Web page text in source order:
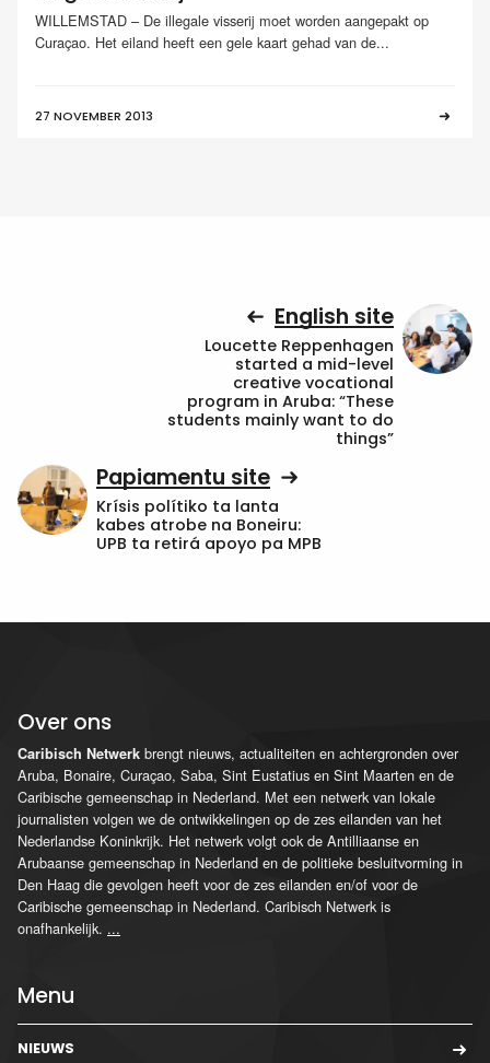
WILLEMSTAD – De illegale visserij moet worden aangepakt op
Curaçao. Het eiland heeft een gele kaart gehad van de...
27 NOVEMBER 2013
English site
Loucette Reppenhagen
started a mid-level
creative vocational
program in Aruba: “These
students mainly want to do
things”
Papiamentu site
Krísis polítiko ta lanta
kabes atrobe na Boneiru:
UPB ta retirá apoyo pa MPB
Over ons
Caribisch Netwerk brengt nieuws, actualiteiten en achtergronden over
Aruba, Bonaire, Curaçao, Saba, Sint Eustatius en Sint Maarten en de
Caribische gemeenschap in Nederland. Met een netwerk van lokale
journalisten volgen we de ontwikkelingen op de zes eilanden van het
Nederlandse Koninkrijk. Het netwerk volgt ook de Antilliaanse en
Arubaanse gemeenschap in Nederland en de politieke besluitvorming in
Den Haag die gevolgen heeft voor de zes eilanden en/of voor de
Caribische gemeenschap in Nederland. Caribisch Netwerk is
onafhankelijk. ...
Menu
NIEUWS